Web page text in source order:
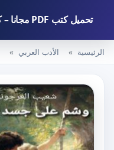
تحميل كتب PDF مجانا – كتب كو
الرئيسية الأدب العربي